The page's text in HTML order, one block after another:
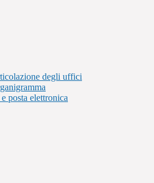
degli uffici
posta elettronica